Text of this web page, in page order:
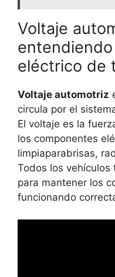
Voltaje
eléctrico de
Voltaje automotriz
circula por el
El voltaje es la
los componentes
limpiaparabrisas,
Todos los
para mantener los
funcionando